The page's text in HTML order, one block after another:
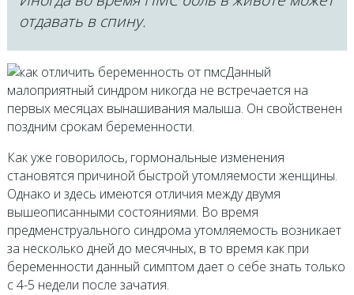
отдавать в спину.
Данный
малоприятный синдром никогда не встречается на
первых месяцах вынашивания малыша. Он свойственен
поздним срокам беременности.
Как уже говорилось, гормональные изменения
становятся причиной быстрой утомляемости женщины.
Однако и здесь имеются отличия между двумя
вышеописанными состояниями. Во время
предменструального синдрома утомляемость возникает
за несколько дней до месячных, в то время как при
беременности данный симптом дает о себе знать только
с 4-5 недели после зачатия.